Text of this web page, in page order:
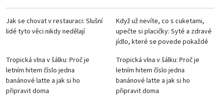
Jak se chovat v restauraci: Slušní
lidé tyto věci nikdy nedělají
Když už nevíte, co s cuketami,
upečte si placičky: Syté a zdravé
jídlo, které se povede pokaždé
Tropická vlna v šálku: Proč je
letním hitem číslo jedna
banánové latte a jak si ho
připravit doma
Tropická vlna v šálku: Proč je
letním hitem číslo jedna
banánové latte a jak si ho
připravit doma